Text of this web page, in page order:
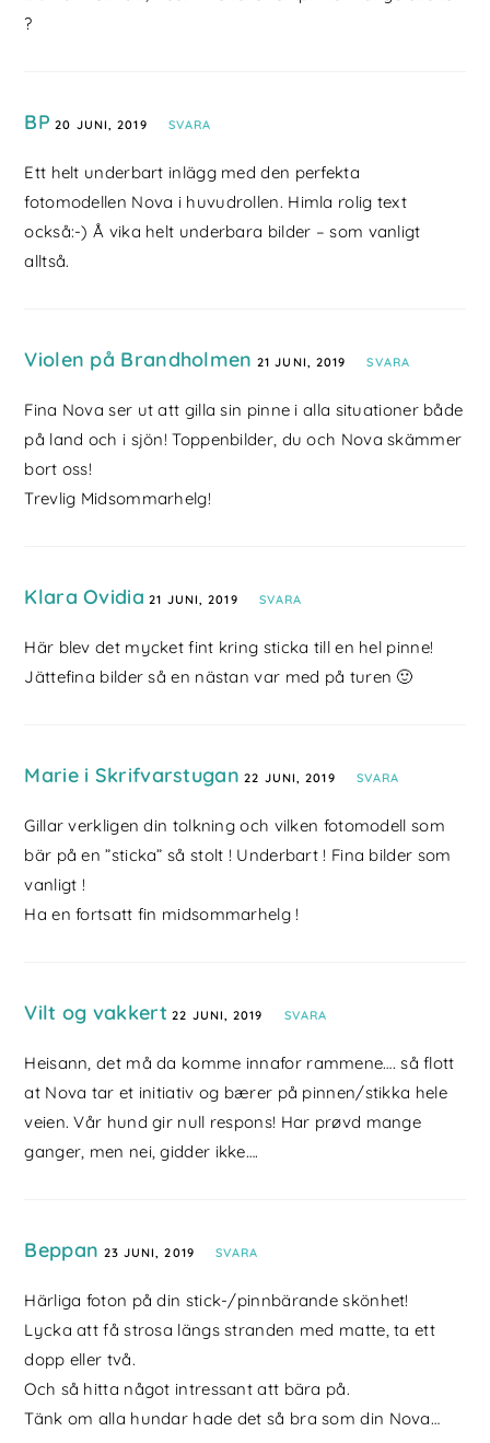
?
BP 20 JUNI, 2019 SVARA
Ett helt underbart inlägg med den perfekta
fotomodellen Nova i huvudrollen. Himla rolig text
också:-) Å vika helt underbara bilder – som vanligt
alltså.
Violen på Brandholmen 21 JUNI, 2019 SVARA
Fina Nova ser ut att gilla sin pinne i alla situationer både
på land och i sjön! Toppenbilder, du och Nova skämmer
bort oss!
Trevlig Midsommarhelg!
Klara Ovidia 21 JUNI, 2019 SVARA
Här blev det mycket fint kring sticka till en hel pinne!
Jättefina bilder så en nästan var med på turen 🙂
Marie i Skrifvarstugan 22 JUNI, 2019 SVARA
Gillar verkligen din tolkning och vilken fotomodell som
bär på en ”sticka” så stolt ! Underbart ! Fina bilder som
vanligt !
Ha en fortsatt fin midsommarhelg !
Vilt og vakkert 22 JUNI, 2019 SVARA
Heisann, det må da komme innafor rammene…. så flott
at Nova tar et initiativ og bærer på pinnen/stikka hele
veien. Vår hund gir null respons! Har prøvd mange
ganger, men nei, gidder ikke….
Beppan 23 JUNI, 2019 SVARA
Härliga foton på din stick-/pinnbärande skönhet!
Lycka att få strosa längs stranden med matte, ta ett
dopp eller två.
Och så hitta något intressant att bära på.
Tänk om alla hundar hade det så bra som din Nova…